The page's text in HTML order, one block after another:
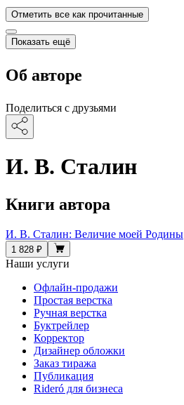
Отметить все как прочитанные
Показать ещё
Об авторе
Поделиться с друзьями
И. В. Сталин
Книги автора
И. В. Сталин: Величие моей Родины
1 828 ₽
Наши услуги
Офлайн-продажи
Простая верстка
Ручная верстка
Буктрейлер
Корректор
Дизайнер обложки
Заказ тиража
Публикация
Rideró для бизнеса